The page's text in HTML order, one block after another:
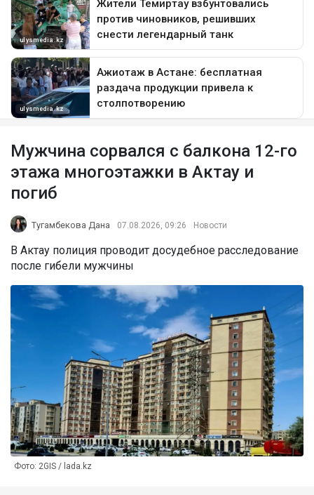
Мужчина сорвался с балкона 12-го
этажа многоэтажки в Актау и
погиб
Тугамбекова Дана 07.08.2026, 09:26 Новости
В Актау полиция проводит досудебное расследование
после гибели мужчины
Фото: 2GIS / lada.kz